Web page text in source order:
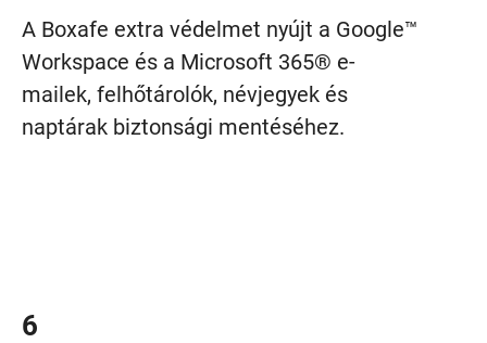
A Boxafe extra védelmet nyújt a Google™
Workspace és a Microsoft 365® e-
mailek, felhőtárolók, névjegyek és
naptárak biztonsági mentéséhez.
6